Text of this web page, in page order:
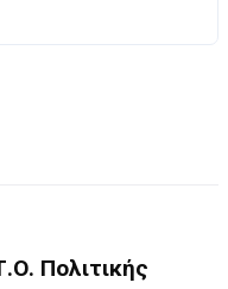
Πολιτικής